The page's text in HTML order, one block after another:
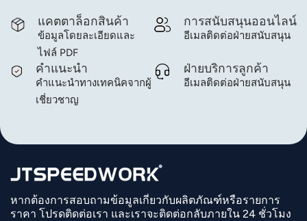
แคตตาล็อกสินค้า
ข้อมูลโดยละเอียดและ
ไฟล์ PDF
การสนับสนุนออนไลน์
อีเมลติดต่อฝ่ายสนับสนุน
คำแนะนำ
คำแนะนำทางเทคนิคจากผู้
เชี่ยวชาญ
ฝ่ายบริการลูกค้า
อีเมลติดต่อฝ่ายสนับสนุน
หากต้องการสอบถามข้อมูลเกี่ยวกับผลิตภัณฑ์หรือรายการ
ราคา โปรดติดต่อเรา และเราจะติดต่อกลับภายใน 24 ชั่วโมง